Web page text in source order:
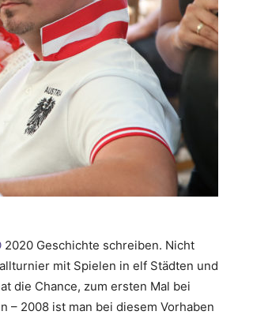
2020 Geschichte schreiben. Nicht
mit Spielen in elf Städten und
die Chance, zum ersten Mal bei
– 2008 ist man bei diesem Vorhaben